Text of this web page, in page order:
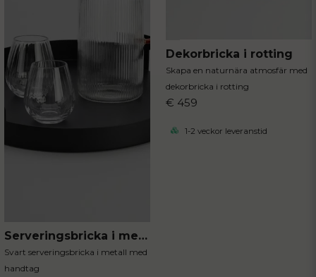
Serveringsbricka i metall
Svart serveringsbricka i metall med
handtag
Dekorbricka i rotting
Skapa en naturnära atmosfär med
dekorbricka i rotting
€ 459
1-2 veckor leveranstid